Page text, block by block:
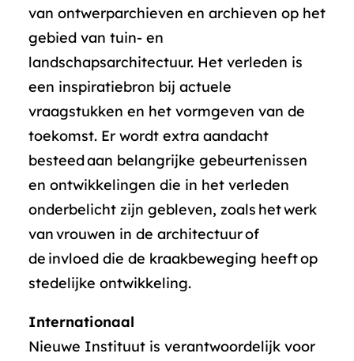
van ontwerparchieven en archieven op het
gebied van tuin- en
landschapsarchitectuur. Het verleden is
een inspiratiebron bij actuele
vraagstukken en het vormgeven van de
toekomst. Er wordt extra aandacht
besteed aan belangrijke gebeurtenissen
en ontwikkelingen die in het verleden
onderbelicht zijn gebleven, zoals het werk
van vrouwen in de architectuur of
de invloed die de kraakbeweging heeft op
stedelijke ontwikkeling.
Internationaal
Nieuwe Instituut is verantwoordelijk voor